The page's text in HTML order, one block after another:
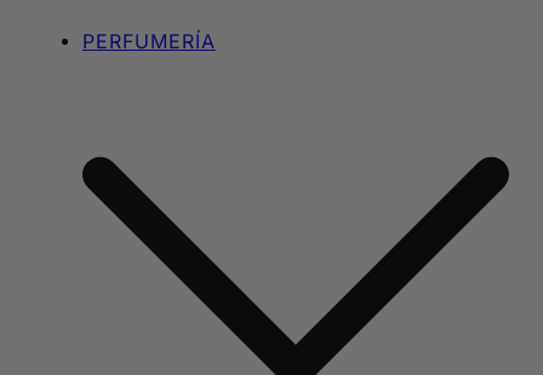
PERFUMERÍA